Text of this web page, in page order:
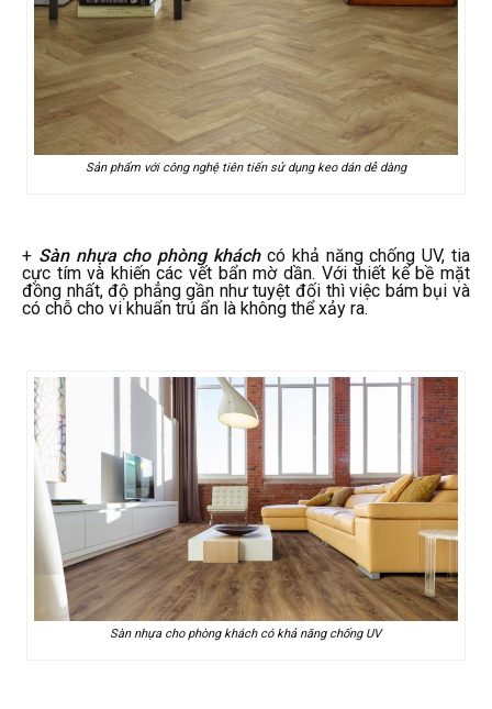
Sản phẩm với công nghệ tiên tiến sử dụng keo dán dễ dàng
+ Sàn nhựa cho phòng kháchcó khả năng chống UV, tia
cực tím và khiến các vết bẩn mờ dần. Với thiết kế bề mặt
đồng nhất, độ phẳng gần như tuyệt đối thì việc bám bụi và
có chỗ cho vi khuẩn trú ẩn là không thể xảy ra.
Sàn nhựa cho phòng khách có khả năng chống UV